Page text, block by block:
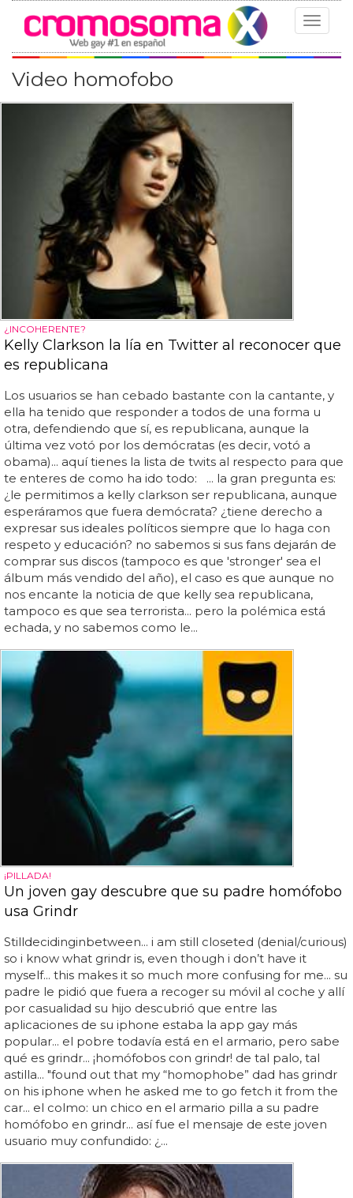
Toggle
Video homofobo
¿INCOHERENTE?
Kelly Clarkson la lía en Twitter al reconocer que
es republicana
Los usuarios se han cebado bastante con la cantante, y
ella ha tenido que responder a todos de una forma u
otra, defendiendo que sí, es republicana, aunque la
última vez votó por los demócratas (es decir, votó a
obama)... aquí tienes la lista de twits al respecto para que
te enteres de como ha ido todo: ... la gran pregunta es:
¿le permitimos a kelly clarkson ser republicana, aunque
esperáramos que fuera demócrata? ¿tiene derecho a
expresar sus ideales políticos siempre que lo haga con
respeto y educación? no sabemos si sus fans dejarán de
comprar sus discos (tampoco es que 'stronger' sea el
álbum más vendido del año), el caso es que aunque no
nos encante la noticia de que kelly sea republicana,
tampoco es que sea terrorista... pero la polémica está
echada, y no sabemos como le...
¡PILLADA!
Un joven gay descubre que su padre homófobo
usa Grindr
Stilldecidinginbetween... i am still closeted (denial/curious)
so i know what grindr is, even though i don’t have it
myself... this makes it so much more confusing for me... su
padre le pidió que fuera a recoger su móvil al coche y allí
por casualidad su hijo descubrió que entre las
aplicaciones de su iphone estaba la app gay más
popular... el pobre todavía está en el armario, pero sabe
qué es grindr... ¡homófobos con grindr! de tal palo, tal
astilla... "found out that my “homophobe” dad has grindr
on his iphone when he asked me to go fetch it from the
car... el colmo: un chico en el armario pilla a su padre
homófobo en grindr... así fue el mensaje de este joven
usuario muy confundido: ¿...